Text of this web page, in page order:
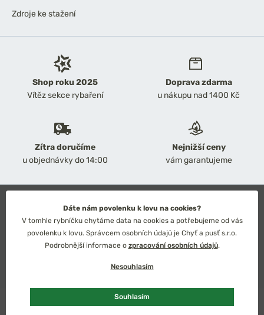
Shop roku 2025
Vítěz sekce rybaření
Doprava zdarma
u nákupu nad 1400 Kč
Zítra doručíme
u objednávky do 14:00
Nejnižší ceny
vám garantujeme
Zdroje ke stažení
Obchodní podmínky
Ochrana osobních údajů
Technické řešení: Simplia s.r.o.
Strategický design: Petr Široký
Dáte nám povolenku k lovu na cookies?
V tomhle rybníčku chytáme data na cookies a potřebujeme od vás
povolenku k lovu. Správcem osobních údajů je Chyť a pusť s.r.o.
Podrobnější informace o zpracování osobních údajů.
Nesouhlasím
Souhlasím